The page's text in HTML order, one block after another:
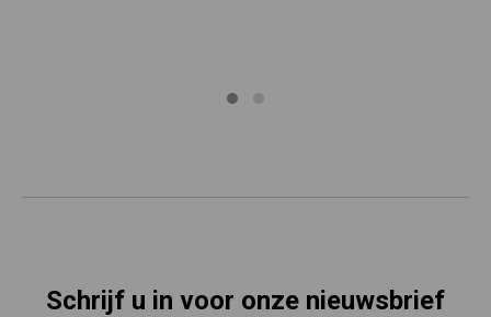
Schrijf u in voor onze nieuwsbrief